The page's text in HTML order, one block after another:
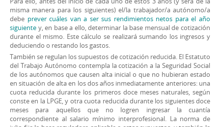
misma manera para los siguientes) el/la trabajador/a autónomo/a
debe prever cuáles van a ser sus rendimientos netos para el año
siguiente y, en base a ello, determinar la base mensual de cotización
durante el mismo. Este cálculo se realizará sumando los ingresos y
deduciendo o restando los gastos.
También se regulan los supuestos de cotización reducida. El Estatuto
del Trabajo Autónomo contempla la cotización a la Seguridad Social
de los autónomos que causen alta inicial o que no hubieran estado
en situación de alta en los dos años inmediatamente anteriores: una
cuota reducida durante los primeros doce meses naturales, según
conste en la LPGE, y otra cuota reducida durante los siguientes doce
meses para aquellos que no logren ingresar la cuantía
correspondiente al salario mínimo interprofesional. La norma de